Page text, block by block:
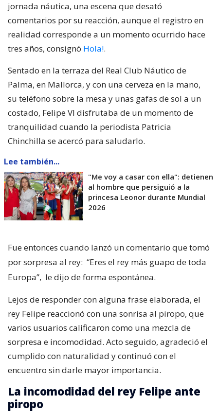
jornada náutica, una escena que desató
comentarios por su reacción, aunque el registro en
realidad corresponde a un momento ocurrido hace
tres años, consignó Hola!.
Sentado en la terraza del Real Club Náutico de
Palma, en Mallorca, y con una cerveza en la mano,
su teléfono sobre la mesa y unas gafas de sol a un
costado, Felipe VI disfrutaba de un momento de
tranquilidad cuando la periodista Patricia
Chinchilla se acercó para saludarlo.
Lee también...
"Me voy a casar con ella": detienen
al hombre que persiguió a la
princesa Leonor durante Mundial
2026
Fue entonces cuando lanzó un comentario que tomó
por sorpresa al rey: “Eres el rey más guapo de toda
Europa”, le dijo de forma espontánea.
Lejos de responder con alguna frase elaborada, el
rey Felipe reaccionó con una sonrisa al piropo, que
varios usuarios calificaron como una mezcla de
sorpresa e incomodidad. Acto seguido, agradeció el
cumplido con naturalidad y continuó con el
encuentro sin darle mayor importancia.
La incomodidad del rey Felipe ante
piropo